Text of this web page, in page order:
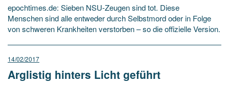
epochtimes.de: Sieben NSU-Zeugen sind tot. Diese
Menschen sind alle entweder durch Selbstmord oder in Folge
von schweren Krankheiten verstorben – so die offizielle Version.
14/02/2017
Arglistig hinters Licht geführt